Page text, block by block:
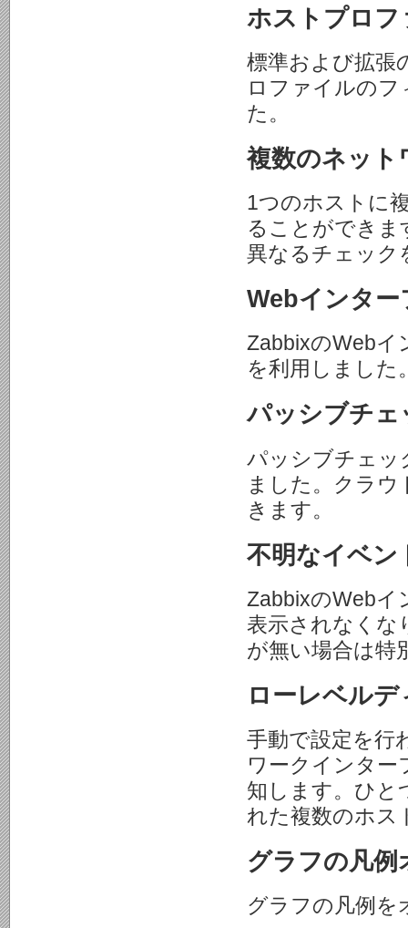
ホストプロフ
標準および拡張
ロファイルの
た。
複数のネット
1つのホストに
ることができま
異なるチェック
Webインタ
ZabbixのWebイ
を利用しました
パッシブチェ
パッシブチェッ
ました。クラ
きます。
不明なイベン
ZabbixのWebイ
表示されなくな
が無い場合は特
ローレベル
手動で設定を行
ワークインター
知します。ひと
れた複数のホス
グラフの凡例
グラフの凡例を